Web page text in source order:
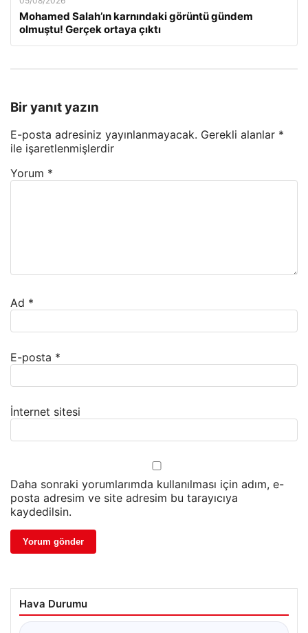
Mohamed Salah’ın karnındaki görüntü gündem
olmuştu! Gerçek ortaya çıktı
Bir yanıt yazın
E-posta adresiniz yayınlanmayacak. Gerekli alanlar *
ile işaretlenmişlerdir
Yorum *
Ad *
E-posta *
İnternet sitesi
Daha sonraki yorumlarımda kullanılması için adım, e-
posta adresim ve site adresim bu tarayıcıya
kaydedilsin.
Hava Durumu